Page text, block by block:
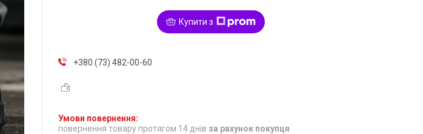
Купити з
+380 (73) 482-00-60
повернення товару протягом 14 днів за рахунок покупця